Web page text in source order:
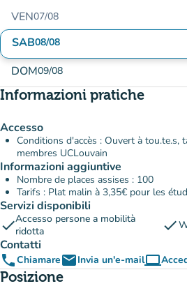
VEN07/08
SAB08/08
DOM09/08
Informazioni pratiche
Accesso
Conditions d'accès : Ouvert à tou.te.s,
membres UCLouvain
Informazioni aggiuntive
Nombre de places assises : 100
Tarifs : Plat malin à 3,35€ pour les
Servizi disponibili
checkAccesso persone a mobilità
ridotta
check
Contatti
phoneChiamareemailInvia un'e-mailcomputer
Posizione